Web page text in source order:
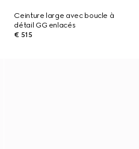
Ceinture large avec boucle à
détail GG enlacés
€ 515